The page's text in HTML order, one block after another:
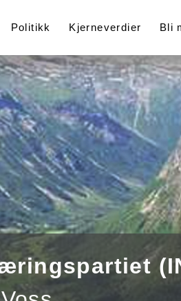
Politikk Kjerneverdier Bli